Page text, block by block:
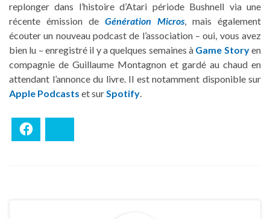
replonger dans l’histoire d’Atari période Bushnell via une
récente émission de Génération Micros, mais également
écouter un nouveau podcast de l’association – oui, vous avez
bien lu – enregistré il y a quelques semaines à Game Storyen
compagnie de Guillaume Montagnon et gardé au chaud en
attendant l’annonce du livre. Il est notamment disponible sur
Apple Podcasts et surSpotify.